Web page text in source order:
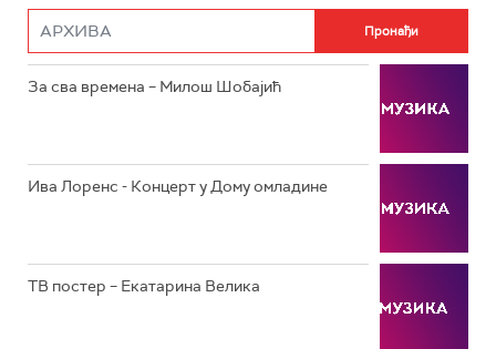
РТС ЖИВОТ
РТС КОЛО
За сва времена – Милош Шобајић
Ива Лоренс - Концерт у Дому омладине
ТВ постер – Екатарина Велика